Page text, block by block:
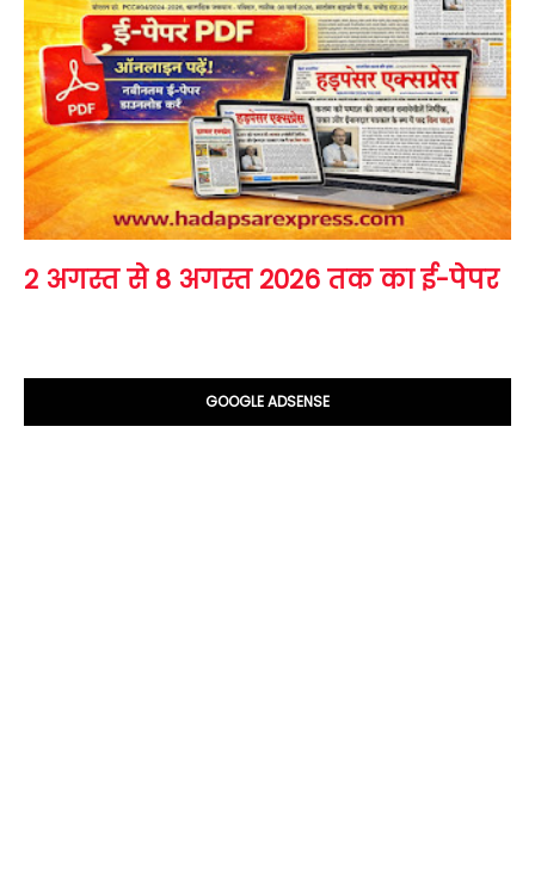
2 अगस्त से 8 अगस्त 2026 तक का ई-पेपर
GOOGLE ADSENSE